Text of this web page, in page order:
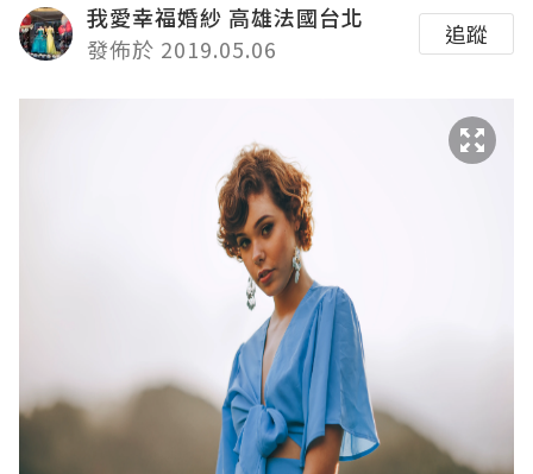
我愛幸福婚紗 高雄法國台北
發佈於 2019.05.06
追蹤